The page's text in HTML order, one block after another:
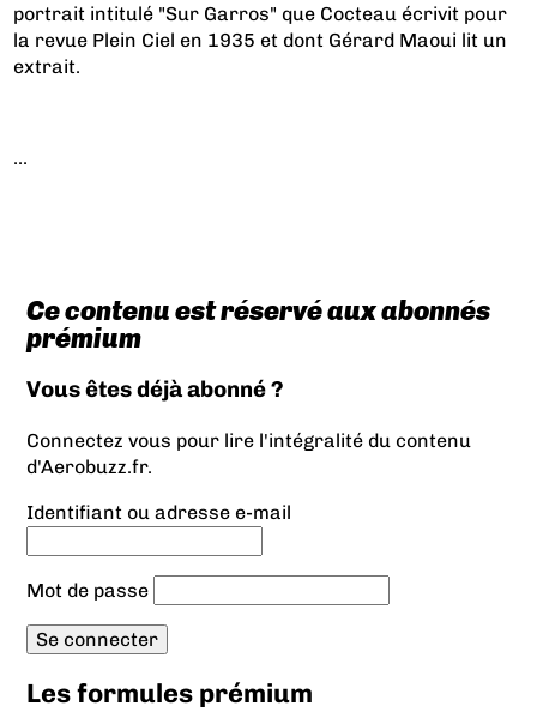
portrait intitulé "Sur Garros" que Cocteau écrivit pour
la revue Plein Ciel en 1935 et dont Gérard Maoui lit un
extrait.
...
Ce contenu est réservé aux abonnés
prémium
Vous êtes déjà abonné ?
Connectez vous pour lire l'intégralité du contenu
d'Aerobuzz.fr.
Identifiant ou adresse e-mail
Mot de passe
Les formules prémium